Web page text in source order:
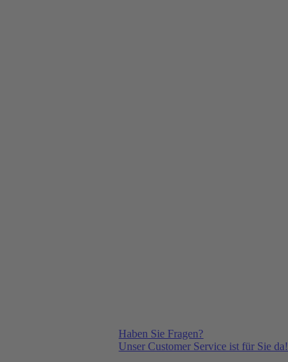
Haben Sie Fragen?
Unser Customer Service ist für Sie da!